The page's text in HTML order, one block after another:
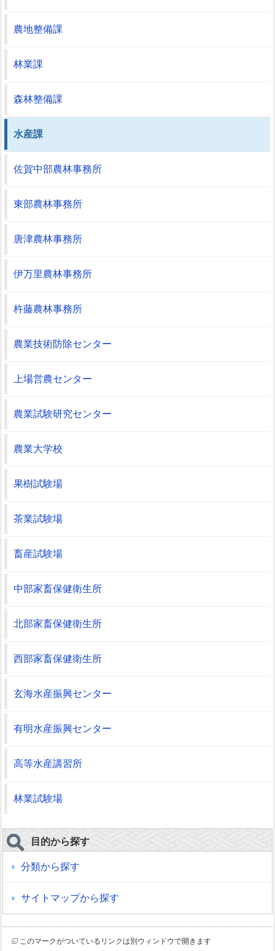
農地整備課
林業課
森林整備課
水産課
佐賀中部農林事務所
東部農林事務所
唐津農林事務所
伊万里農林事務所
杵藤農林事務所
農業技術防除センター
上場営農センター
農業試験研究センター
農業大学校
果樹試験場
茶業試験場
畜産試験場
中部家畜保健衛生所
北部家畜保健衛生所
西部家畜保健衛生所
玄海水産振興センター
有明水産振興センター
高等水産講習所
林業試験場
目的から探す
分類から探す
サイトマップから探す
このマークがついているリンクは別ウィンドウで開きます